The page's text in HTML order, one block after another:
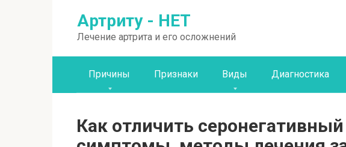
Артриту - НЕТ
Лечение артрита и его осложнений
Причины Признаки Виды Диагностика
Как отличить